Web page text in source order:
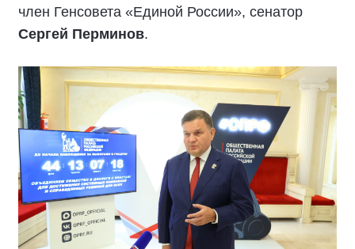
член Генсовета «Единой России», сенатор
Сергей Перминов.